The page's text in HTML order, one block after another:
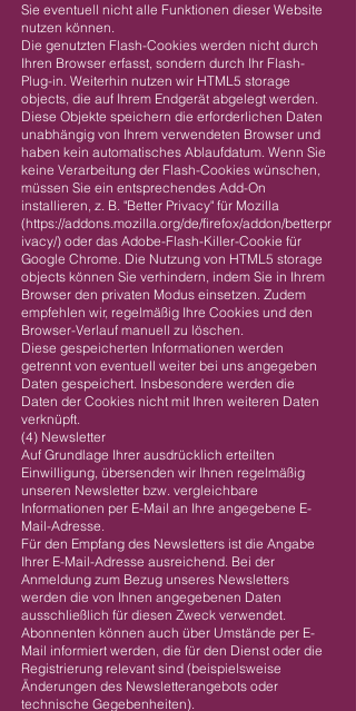
Sie eventuell nicht alle Funktionen dieser Website
nutzen können.
Die genutzten Flash-Cookies werden nicht durch
Ihren Browser erfasst, sondern durch Ihr Flash-
Plug-in. Weiterhin nutzen wir HTML5 storage
objects, die auf Ihrem Endgerät abgelegt werden.
Diese Objekte speichern die erforderlichen Daten
unabhängig von Ihrem verwendeten Browser und
haben kein automatisches Ablaufdatum. Wenn Sie
keine Verarbeitung der Flash-Cookies wünschen,
müssen Sie ein entsprechendes Add-On
installieren, z. B. "Better Privacy" für Mozilla
(https://addons.mozilla.org/de/firefox/addon/betterpr
ivacy/) oder das Adobe-Flash-Killer-Cookie für
Google Chrome. Die Nutzung von HTML5 storage
objects können Sie verhindern, indem Sie in Ihrem
Browser den privaten Modus einsetzen. Zudem
empfehlen wir, regelmäßig Ihre Cookies und den
Browser-Verlauf manuell zu löschen.
Diese gespeicherten Informationen werden
getrennt von eventuell weiter bei uns angegeben
Daten gespeichert. Insbesondere werden die
Daten der Cookies nicht mit Ihren weiteren Daten
verknüpft.
(4) Newsletter
Auf Grundlage Ihrer ausdrücklich erteilten
Einwilligung, übersenden wir Ihnen regelmäßig
unseren Newsletter bzw. vergleichbare
Informationen per E-Mail an Ihre angegebene E-
Mail-Adresse.
Für den Empfang des Newsletters ist die Angabe
Ihrer E-Mail-Adresse ausreichend. Bei der
Anmeldung zum Bezug unseres Newsletters
werden die von Ihnen angegebenen Daten
ausschließlich für diesen Zweck verwendet.
Abonnenten können auch über Umstände per E-
Mail informiert werden, die für den Dienst oder die
Registrierung relevant sind (beispielsweise
Änderungen des Newsletterangebots oder
technische Gegebenheiten).